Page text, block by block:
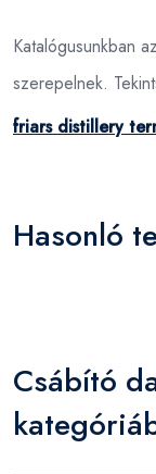
Katalógusunkban
szerepelnek.
friars distillery
Hasonló
Csábító